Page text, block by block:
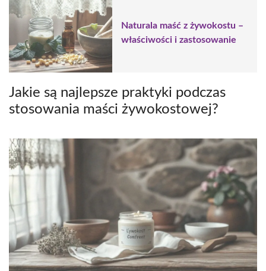
Naturala maść z żywokostu –
właściwości i zastosowanie
Jakie są najlepsze praktyki podczas
stosowania maści żywokostowej?